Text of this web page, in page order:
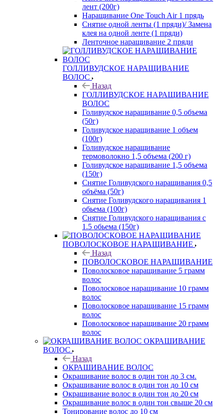
лент (200г)
Наращивание One Touch Air 1 прядь
Снятие одной ленты (1 пряди)/ Замена
клея на одной ленте (1 пряди)
Ленточное наращивание 2 пряди
ГОЛЛИВУДСКОЕ НАРАЩИВАНИЕ
ВОЛОС
Назад
ГОЛЛИВУДСКОЕ НАРАЩИВАНИЕ
ВОЛОС
Голивудское наращивание 0,5 объема
(50г)
Голивудское наращивание 1 объем
(100г)
Голивудское наращивание
термоволокно 1,5 объема (200 г)
Голивудское наращивание 1,5 объема
(150г)
Снятие Голивудского наращивания 0,5
объёма (50г)
Снятие Голивудского наращивания 1
обьема (100г)
Снятие Голивудского наращивания с
1.5 обьема (150г)
ПОВОЛОСКОВОЕ НАРАЩИВАНИЕ
Назад
ПОВОЛОСКОВОЕ НАРАЩИВАНИЕ
Поволосковое наращивание 5 грамм
волос
Поволосковое наращивание 10 грамм
волос
Поволосковое наращивание 15 грамм
волос
Поволосковое наращивание 20 грамм
волос
ОКРАШИВАНИЕ
ВОЛОС
Назад
ОКРАШИВАНИЕ ВОЛОС
Окрашивание волос в один тон до 3 см.
Окрашивание волос в один тон до 10 см
Окрашивание волос в один тон до 20 см
Окрашивание волос в один тон свыше 20 см
Тонирование волос до 10 см